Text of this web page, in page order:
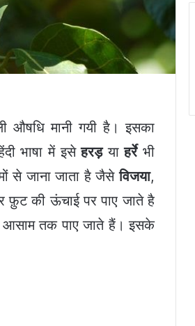
औषधि मानी गयी है। इसका
भाषा में इसेहरड़याहर्रेभी
से जाना जाता है जैसेविजया,
फ़ुट की ऊंचाई पर पाए जाते है
आसाम तक पाए जाते हैं। इसके